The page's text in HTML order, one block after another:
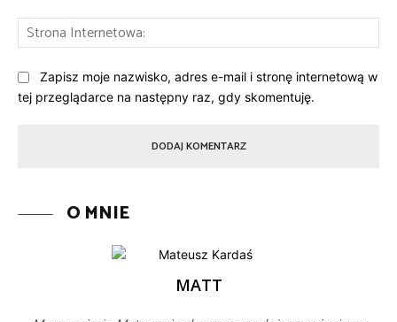
Zapisz moje nazwisko, adres e-mail i stronę internetową w
tej przeglądarce na następny raz, gdy skomentuję.
O MNIE
MATT